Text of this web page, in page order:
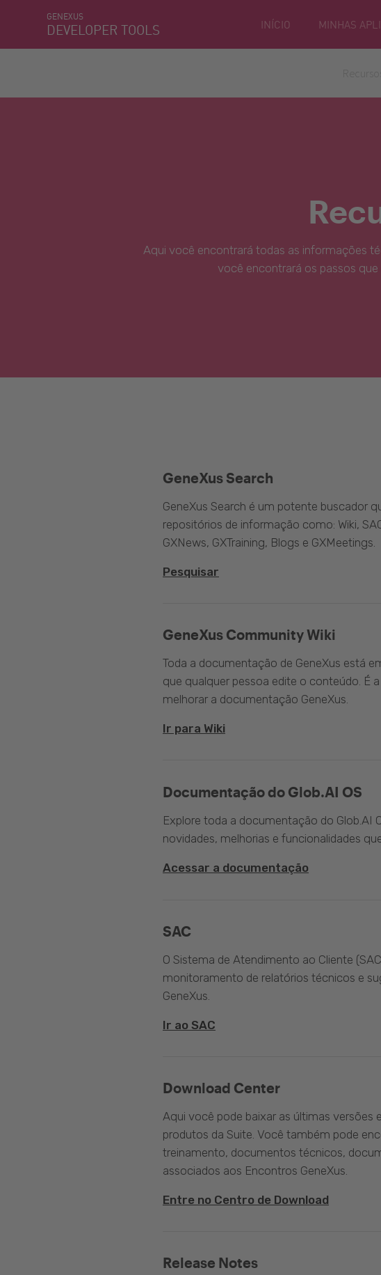
GENEXUS
DEVELOPER TOOLS INÍCIO MINHAS
Aqui você encontrará todas as informações
você encontrará os passos que
GeneXus Community Wiki
Toda a documentação de GeneXus está
que qualquer pessoa edite o conteúdo. É
melhorar a documentação GeneXus.
Ir para Wiki
GeneXus Search
GeneXus Search é um potente buscador
repositórios de informação como: Wiki,
GXNews, GXTraining, Blogs e GXMeetings.
Pesquisar
Documentação do Glob.AI OS
Explore toda a documentação do Glob.AI
novidades, melhorias e funcionalidades
Acessar a documentação
SAC
O Sistema de Atendimento ao Cliente
monitoramento de relatórios técnicos e
GeneXus.
Ir ao SAC
Download Center
Aqui você pode baixar as últimas versões
produtos da Suite. Você também pode
treinamento, documentos técnicos,
associados aos Encontros GeneXus.
Entre no Centro de Download
Release Notes